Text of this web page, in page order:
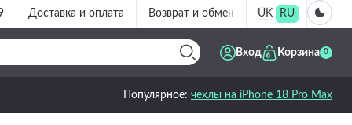
Доставка и оплата Возврат и обмен UK RU
Вход Корзина 0
Популярное: чехлы на iPhone 18 Pro Max